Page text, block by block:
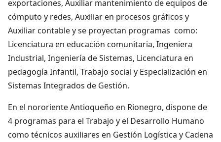
exportaciones, Auxiliar mantenimiento de equipos de
cómputo y redes, Auxiliar en procesos gráficos y
Auxiliar contable y se proyectan programas como:
Licenciatura en educación comunitaria, Ingeniera
Industrial, Ingeniería de Sistemas, Licenciatura en
pedagogía Infantil, Trabajo social y Especialización en
Sistemas Integrados de Gestión.
En el nororiente Antioqueño en Rionegro, dispone de
4 programas para el Trabajo y el Desarrollo Humano
como técnicos auxiliares en Gestión Logística y Cadena